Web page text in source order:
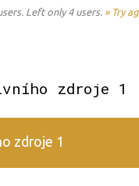
Left only 4 users. » Try
zdroje
zdroje 1